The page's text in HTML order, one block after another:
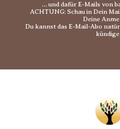
… und dafür E-Mails von
ACHTUNG: Schau in Dein
Deine
Du kannst das E-Mail-Abo